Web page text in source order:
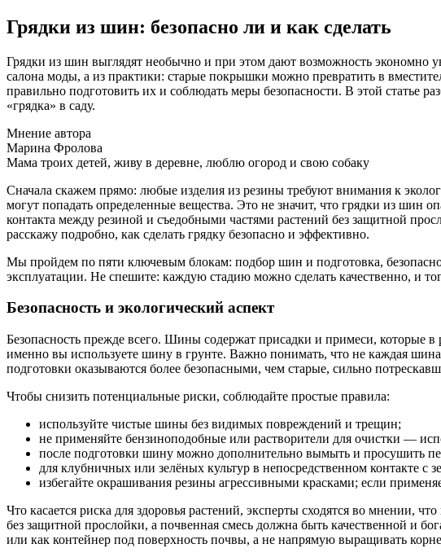
Грядки из шин: безопасно ли и как сделать
Грядки из шин выглядят необычно и при этом дают возможность экономно
салона моды, а из практики: старые покрышки можно превратить в
правильно подготовить их и соблюдать меры безопасности. В этой статье
«грядка» в саду.
Мнение автора
Марина Фролова
Мама троих детей, живу в деревне, люблю огород и свою собаку
Сначала скажем прямо: любые изделия из резины требуют внимания к
могут попадать определенные вещества. Это не значит, что грядки из шин
контакта между резиной и съедобными частями растений без защитной
расскажу подробно, как сделать грядку безопасно и эффективно.
Мы пройдем по пяти ключевым блокам: подбор шин и подготовка,
эксплуатации. Не спешите: каждую стадию можно сделать качественно, и
Безопасность и экологический аспект
Безопасность прежде всего. Шины содержат присадки и примеси, которые в
именно вы используете шину в грунте. Важно понимать, что не каждая
подготовки оказываются более безопасными, чем старые, сильно
Чтобы снизить потенциальные риски, соблюдайте простые правила:
используйте чистые шины без видимых повреждений и трещин;
не применяйте бензиноподобные или растворители для очистки —
после подготовки шину можно дополнительно вымыть и просушить
для клубничных или зелёных культур в непосредственном контакте
избегайте окрашивания резины агрессивными красками; если
Что касается риска для здоровья растений, эксперты сходятся во мнении,
без защитной прослойки, а почвенная смесь должна быть качественной и
или как контейнер под поверхность почвы, а не напрямую выращивать